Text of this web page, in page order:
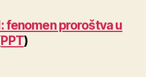
fenomen proroštva u
PPT)